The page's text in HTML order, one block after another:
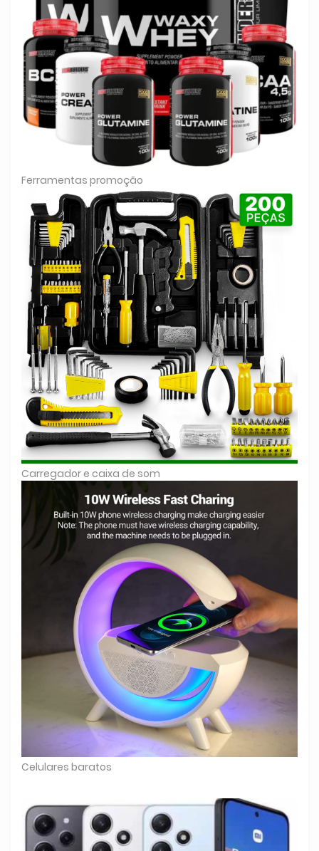
Ferramentas promoção
Carregador e caixa de som
Celulares baratos